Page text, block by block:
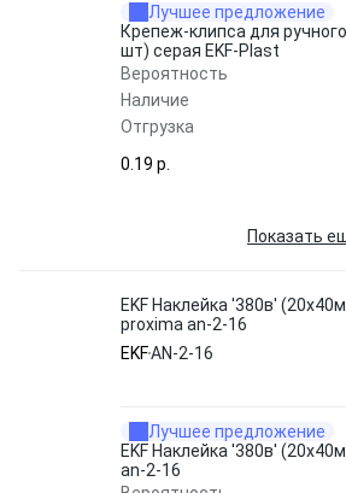
Лучшее предложение
Крепеж-клипса для
шт) серая EKF-Plast
Вероятность
Наличие
Отгрузка
0.19 p.
Показать
EKF Наклейка '380в'
proxima an-2-16
EKFAN-2-16
Лучшее предложение
EKF Наклейка '380в'
an-2-16